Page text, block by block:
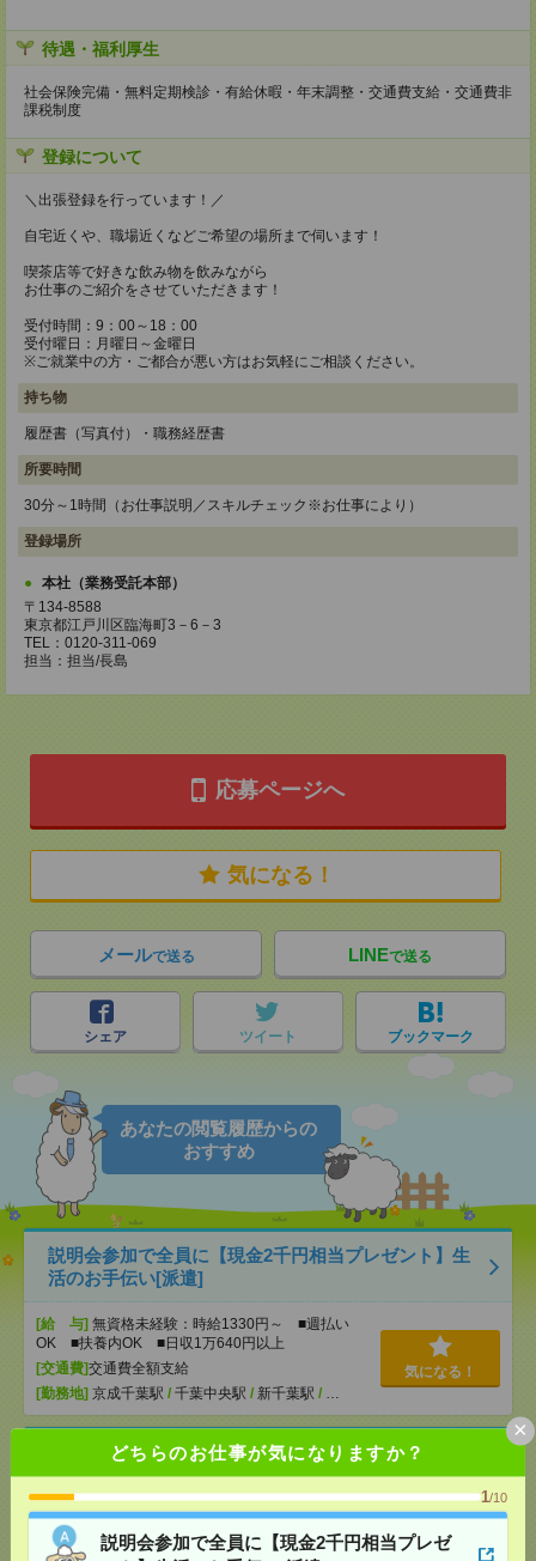
どちらのお仕事が気になりますか？
1/10
説明会参加で全員に【現金2千円相当プレゼ
×
待遇・福利厚生
社会保険完備・無料定期検診・有給休暇・年末調整・交通費支給・交通費非
課税制度
登録について
＼出張登録を行っています！／
自宅近くや、職場近くなどご希望の場所まで伺います！
喫茶店等で好きな飲み物を飲みながら
お仕事のご紹介をさせていただきます！
受付時間：9：00～18：00
受付曜日：月曜日～金曜日
※ご就業中の方・ご都合が悪い方はお気軽にご相談ください。
持ち物
履歴書（写真付）・職務経歴書
所要時間
30分～1時間（お仕事説明／スキルチェック※お仕事により）
登録場所
本社（業務受託本部）
〒134-8588
東京都江戸川区臨海町3－6－3
TEL：0120-311-069
担当：担当/長島
応募ページへ
気になる！
メールで送る LINEで送る
シェア ツイート ブックマーク
あなたの閲覧履歴からの
おすすめ
説明会参加で全員に【現金2千円相当プレゼント】生
活のお手伝い[派遣]
[給 与] 無資格未経験：時給1330円～ ■週払い
OK ■扶養内OK ■日収1万640円以上
[交通費]交通費全額支給
[勤務地] 京成千葉駅 / 千葉中央駅 / 新千葉駅 / …
気になる！
＜週3日～＊カンタン！＞高級マンションで買い物代
行などの生活サポート！[派遣]
[給 与]時給1500円 有資格・有経験時給1650
円 介護福祉士時給1700円 ■日払いOK（規定あ